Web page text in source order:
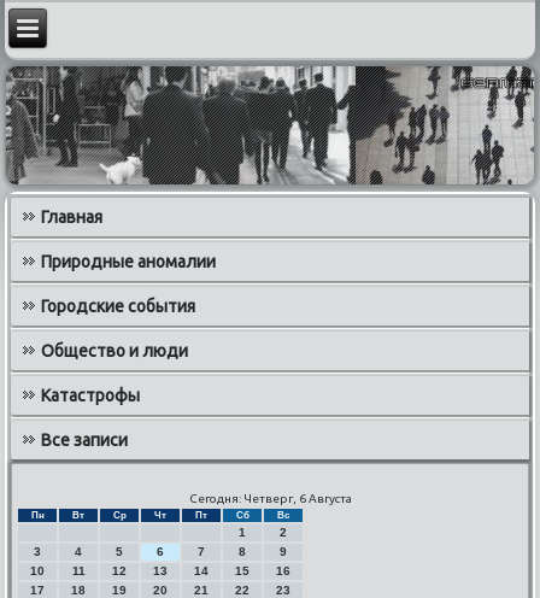
Главная
Природные аномалии
Городские события
Общество и люди
Катастрофы
Все записи
Сегодня: Четверг, 6 Августа
Пн Вт Ср Чт Пт Сб Вс
1
2
3
4 5 6 7 8
9
10
11 12 13 14 15
16
17
18 19 20 21 22
23